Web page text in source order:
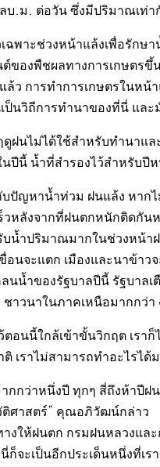
.ม. ต่อวัน ซึ่งมีปริมาณเท่า
ฉพาะช่วงหน้าแล้งเพื่อรัก
ของพืชผลทางการเกษตร
ว การทำการเกษตรในห
เป็นวิถีการทำนาของที่นี่ แ
ฝนไม่ได้ใช้สำหรับทำนาแ
ปีนี้ น้ำที่สำรองไว้สำหรับปี
ปัญหาน้ำท่วม ฝนแล้ง หาก
วหลังจากที่ฝนตกหนักติดกั
น้ำปริมาณมากในช่วงหน้า
อนจะแตก เมืองและนาข้า
น้ำของรัฐบาลปีนี้ รัฐบาล
าวนาในภาคเหนือมากกว่
อนนี้ใกล้เข้าขั้นวิกฤต เรา
เราไม่สามารถทำอะไรไ
กกว่าหนึ่งปี ทุกๆ สี่ถึงห้าปี
ติศาสตร์” คุณอภิวัฒน์กล่าว
งให้ฝนตก กรมฝนหลวงแ
จะเป็นอีกประเด็นหนึ่งที่เร